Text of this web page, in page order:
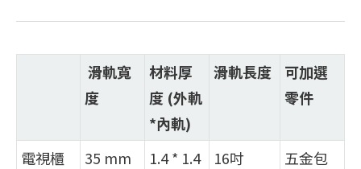
滑軌寬
度
材料厚
度 (外軌
*內軌)
滑軌長度
可加選
零件
電視櫃
35 mm
1.4 * 1.4
16吋
五金包